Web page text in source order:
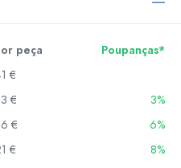
peça
Poupanças*
€
€
3%
€
6%
€
8%